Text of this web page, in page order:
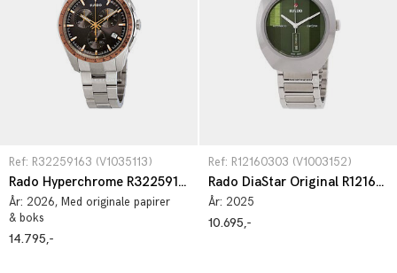
Ref: R32259163 (V1035113)
Rado Hyperchrome R32259163
År: 2026, Med originale papirer
& boks
14.795,-
Ref: R12160303 (V1003152)
Rado DiaStar Original R12160303
År: 2025
10.695,-